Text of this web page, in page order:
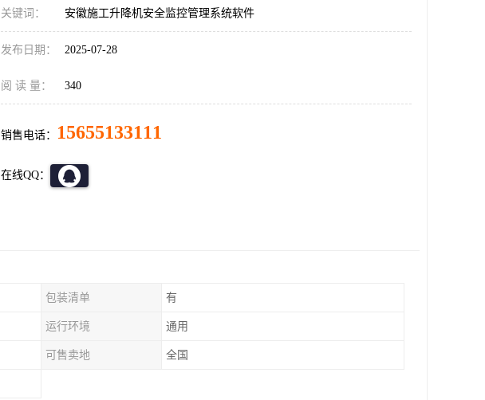
关键词： 安徽施工升降机安全监控管理系统软件
发布日期： 2025-07-28
阅 读 量： 340
销售电话： 15655133111
在线QQ：
包装清单 有
运行环境 通用
可售卖地 全国